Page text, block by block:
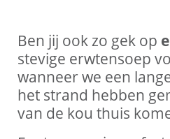
Ben jij ook zo gek op
stevige erwtensoep
wanneer we een
het strand hebben
van de kou thuis